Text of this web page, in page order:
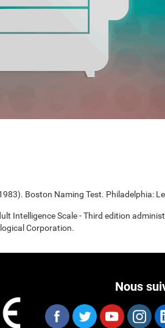
Boston Naming Test. Philadelphia:
Intelligence Scale - Third edition
Corporation.
Nous